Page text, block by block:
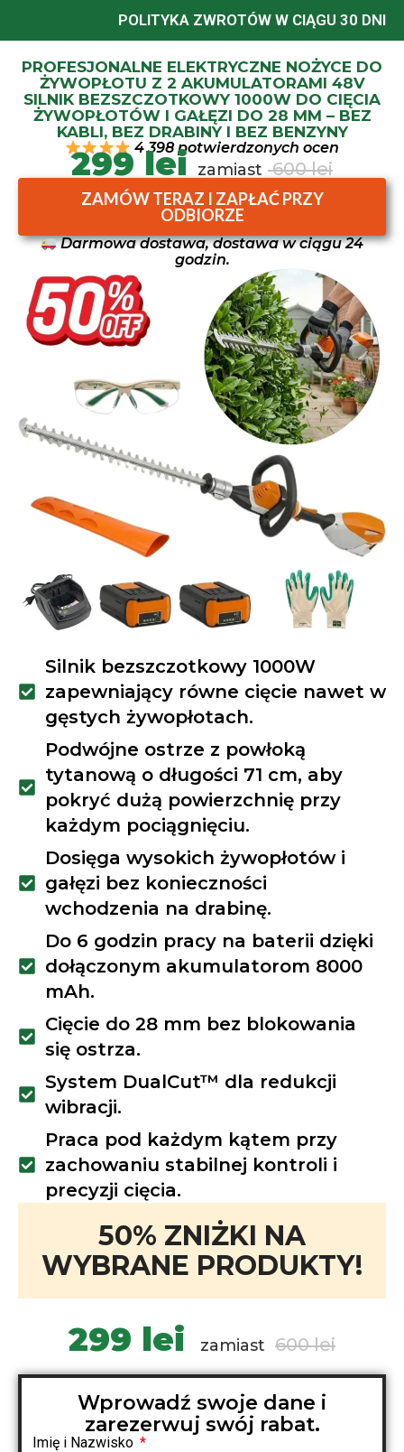
POLITYKA ZWROTÓW W CIĄGU 30 DNI
PROFESJONALNE ELEKTRYCZNE NOŻYCE DO
ŻYWOPŁOTU Z 2 AKUMULATORAMI 48V ​
SILNIK BEZSZCZOTKOWY 1000W DO CIĘCIA
ŻYWOPŁOTÓW I GAŁĘZI DO 28 MM – BEZ
KABLI, BEZ DRABINY I BEZ BENZYNY
4 398 potwierdzonych ocen
299 lei zamiast 600 lei
ZAMÓW TERAZ I ZAPŁAĆ PRZY
ODBIORZE
Darmowa dostawa, dostawa w ciągu 24
godzin.
Silnik bezszczotkowy 1000W
zapewniający równe cięcie nawet w
gęstych żywopłotach.
Podwójne ostrze z powłoką
tytanową o długości 71 cm, aby
pokryć dużą powierzchnię przy
każdym pociągnięciu.
Dosięga wysokich żywopłotów i
gałęzi bez konieczności
wchodzenia na drabinę.
Do 6 godzin pracy na baterii dzięki
dołączonym akumulatorom 8000
mAh.
Cięcie do 28 mm bez blokowania
się ostrza.
System DualCut™ dla redukcji
wibracji.
Praca pod każdym kątem przy
zachowaniu stabilnej kontroli i
precyzji cięcia.
50% ZNIŻKI NA
WYBRANE PRODUKTY!
299 lei zamiast 600 lei
Wprowadź swoje dane i
zarezerwuj swój rabat.
Imię i Nazwisko